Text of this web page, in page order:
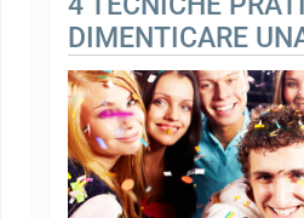
DIMENTICARE